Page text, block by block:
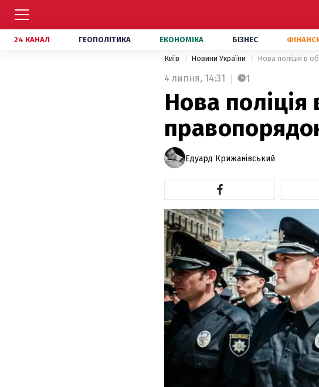
24 КАНАЛ ГЕОПОЛІТИКА ЕКОНОМІКА БІЗНЕС
Київ Новини України Нова поліція в
4 липня, 14:31 1
Нова
Едуард Крижанівський